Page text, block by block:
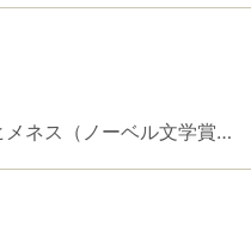
ネス（ノーベル文学賞…